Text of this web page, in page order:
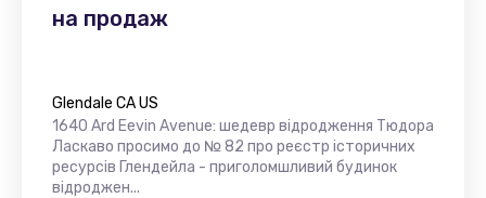
на продаж
Glendale CA US
1640 Ard Eevin Avenue: шедевр відродження Тюдора
Ласкаво просимо до № 82 про реєстр історичних
ресурсів Глендейла - приголомшливий будинок
відроджен...